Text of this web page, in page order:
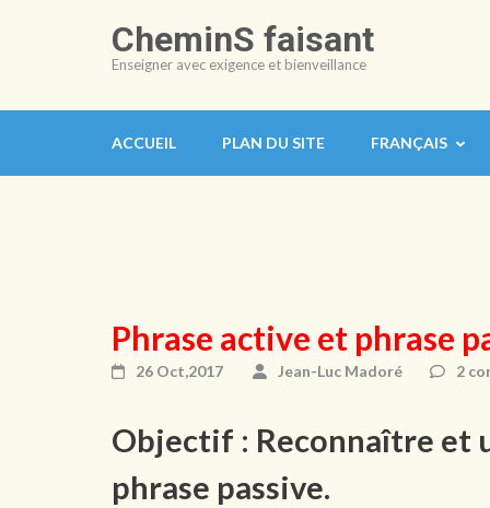
CheminS faisant
Enseigner avec exigence et bienveillance
ACCUEIL PLAN DU SITE FRANÇAIS
Phrase active et phrase
26 Oct,2017 Jean-Luc Madoré 2
Objectif : Reconnaître et
phrase passive.